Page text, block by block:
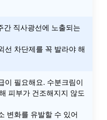
간 직사광선에 노출되는
선 차단제를 꼭 발라야 해
이 필요해요. 수분크림이
피부가 건조해지지 않도
변화를 유발할 수 있어